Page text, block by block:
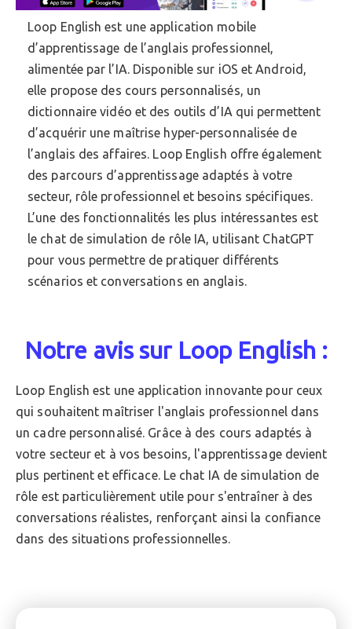
Loop English est une application mobile
d’apprentissage de l’anglais professionnel,
alimentée par l’IA. Disponible sur iOS et Android,
elle propose des cours personnalisés, un
dictionnaire vidéo et des outils d’IA qui permettent
d’acquérir une maîtrise hyper-personnalisée de
l’anglais des affaires. Loop English offre également
des parcours d’apprentissage adaptés à votre
secteur, rôle professionnel et besoins spécifiques.
L’une des fonctionnalités les plus intéressantes est
le chat de simulation de rôle IA, utilisant ChatGPT
pour vous permettre de pratiquer différents
scénarios et conversations en anglais.
Notre avis sur Loop English :
Loop English est une application innovante pour ceux
qui souhaitent maîtriser l'anglais professionnel dans
un cadre personnalisé. Grâce à des cours adaptés à
votre secteur et à vos besoins, l'apprentissage devient
plus pertinent et efficace. Le chat IA de simulation de
rôle est particulièrement utile pour s'entraîner à des
conversations réalistes, renforçant ainsi la confiance
dans des situations professionnelles.